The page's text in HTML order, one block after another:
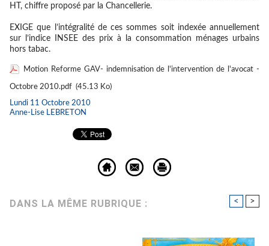
HT, chiffre proposé par la Chancellerie.
EXIGEque l’intégralité de ces sommes soit indexée annuellement
sur l’indice INSEE des prix à la consommation ménages urbains
hors tabac.
Motion Reforme GAV- indemnisation de l'intervention de l'avocat -
Octobre 2010.pdf (45.13 Ko)
Lundi 11 Octobre 2010
Anne-Lise LEBRETON
DANS LA MÊME RUBRIQUE : < >